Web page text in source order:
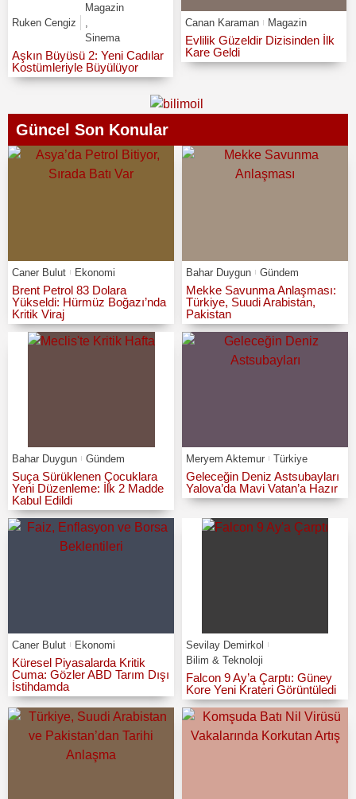
Ruken Cengiz
Magazin
Sinema
Aşkın Büyüsü 2: Yeni Cadılar
Kostümleriyle Büyülüyor
Canan Karaman Magazin
Evlilik Güzeldir Dizisinden İlk
Kare Geldi
Güncel Son Konular
Caner Bulut Ekonomi
Brent Petrol 83 Dolara
Yükseldi: Hürmüz Boğazı’nda
Kritik Viraj
Bahar Duygun Gündem
Mekke Savunma Anlaşması:
Türkiye, Suudi Arabistan,
Pakistan
Bahar Duygun Gündem
Suça Sürüklenen Çocuklara
Yeni Düzenleme: İlk 2 Madde
Kabul Edildi
Meryem Aktemur Türkiye
Geleceğin Deniz Astsubayları
Yalova’da Mavi Vatan’a Hazır
Caner Bulut Ekonomi
Küresel Piyasalarda Kritik
Cuma: Gözler ABD Tarım Dışı
İstihdamda
Sevilay Demirkol
Bilim & Teknoloji
Falcon 9 Ay’a Çarptı: Güney
Kore Yeni Krateri Görüntüledi